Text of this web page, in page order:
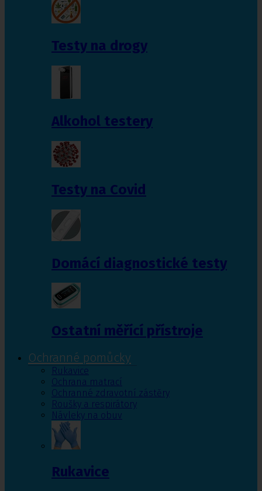
Testy na drogy
Alkohol testery
Testy na Covid
Domácí diagnostické testy
Ostatní měřící přístroje
Ochranné pomůcky
Rukavice
Ochrana matrací
Ochranné zdravotní zástěry
Roušky a respirátory
Návleky na obuv
Rukavice